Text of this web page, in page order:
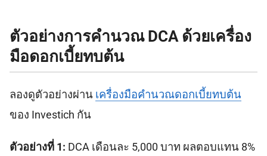
ตัวอย่างการคำนวณ DCA ด้วยเครื่อง
มือดอกเบี้ยทบต้น
ลองดูตัวอย่างผ่าน เครื่องมือคำนวณดอกเบี้ยทบต้น
ของ Investich กัน
ตัวอย่างที่ 1: DCA เดือนละ 5,000 บาท ผลตอบแทน 8%